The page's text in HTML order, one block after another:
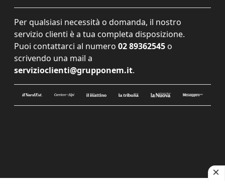
Per qualsiasi necessità o domanda, il nostro
servizio clienti è a tua completa disposizione.
Puoi contattarci al numero 02 89362545 o
scrivendo una mail a
servizioclienti@grupponem.it.